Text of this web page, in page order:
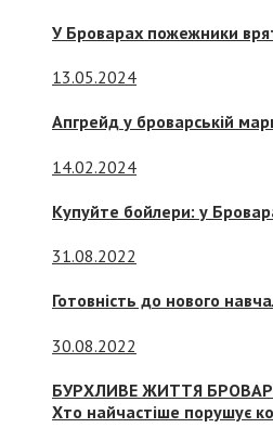
У Броварах пожежники
13.05.2024
Апгрейд у броварській
14.02.2024
Купуйте бойлери: у
31.08.2022
Готовність до нового
30.08.2022
БУРХЛИВЕ ЖИТТЯ
Хто найчастіше порушує